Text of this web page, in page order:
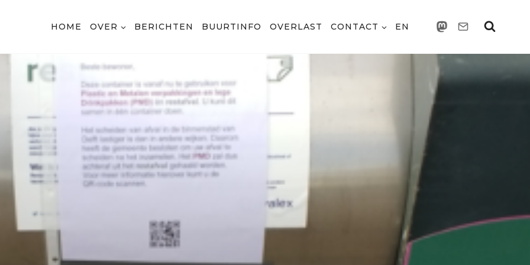
HOME OVER BERICHTEN BUURTINFO OVERLAST CONTACT EN